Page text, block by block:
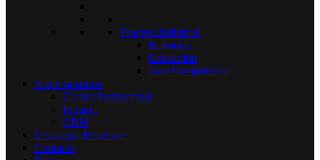
Proceso Industrial
Robotica
Extracción
Aire Comprimido
Sobre nosotros
Correo Institucional
Intranet
CRM
Descargar Brochure
Contacto